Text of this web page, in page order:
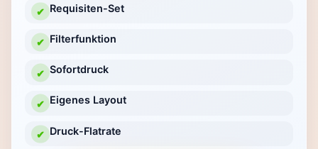
✔ Requisiten-Set
✔ Filterfunktion
✔ Sofortdruck
✔ Eigenes Layout
✔ Druck-Flatrate